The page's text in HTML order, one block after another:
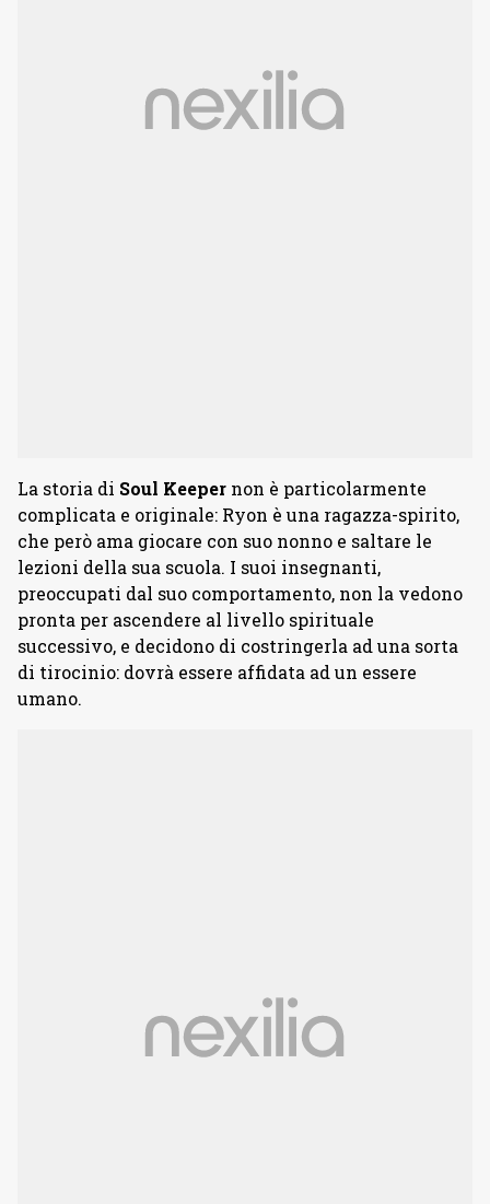
La storia di Soul Keeper non è particolarmente
complicata e originale: Ryon è una ragazza-spirito,
che però ama giocare con suo nonno e saltare le
lezioni della sua scuola. I suoi insegnanti,
preoccupati dal suo comportamento, non la vedono
pronta per ascendere al livello spirituale
successivo, e decidono di costringerla ad una sorta
di tirocinio: dovrà essere affidata ad un essere
umano.